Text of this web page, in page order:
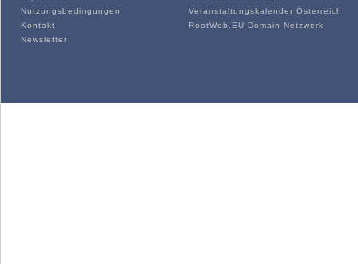
Nutzungsbedingungen
Kontakt
Newsletter
Veranstaltungskalender Österreich
RootWeb.EU Domain Netzwerk